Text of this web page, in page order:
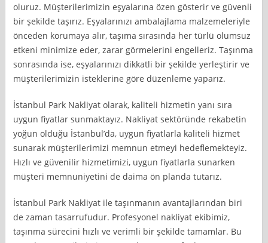
oluruz. Müşterilerimizin eşyalarına özen gösterir ve güvenli
bir şekilde taşırız. Eşyalarınızı ambalajlama malzemeleriyle
önceden korumaya alır, taşıma sırasında her türlü olumsuz
etkeni minimize eder, zarar görmelerini engelleriz. Taşınma
sonrasında ise, eşyalarınızı dikkatli bir şekilde yerleştirir ve
müşterilerimizin isteklerine göre düzenleme yaparız.
İstanbul Park Nakliyat olarak, kaliteli hizmetin yanı sıra
uygun fiyatlar sunmaktayız. Nakliyat sektöründe rekabetin
yoğun olduğu İstanbul’da, uygun fiyatlarla kaliteli hizmet
sunarak müşterilerimizi memnun etmeyi hedeflemekteyiz.
Hızlı ve güvenilir hizmetimizi, uygun fiyatlarla sunarken
müşteri memnuniyetini de daima ön planda tutarız.
İstanbul Park Nakliyat ile taşınmanın avantajlarından biri
de zaman tasarrufudur. Profesyonel nakliyat ekibimiz,
taşınma sürecini hızlı ve verimli bir şekilde tamamlar. Bu